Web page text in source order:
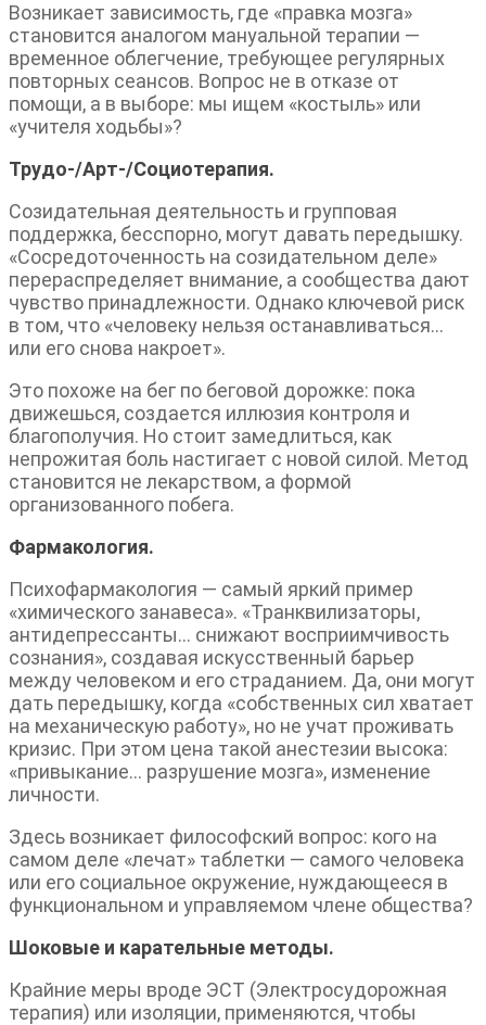
Возникает зависимость, где «правка мозга»
становится аналогом мануальной терапии —
временное облегчение, требующее регулярных
повторных сеансов. Вопрос не в отказе от
помощи, а в выборе: мы ищем «костыль» или
«учителя ходьбы»?
Трудо-/Арт-/Социотерапия.
Созидательная деятельность и групповая
поддержка, бесспорно, могут давать передышку.
«Сосредоточенность на созидательном деле»
перераспределяет внимание, а сообщества дают
чувство принадлежности. Однако ключевой риск
в том, что «человеку нельзя останавливаться…
или его снова накроет».
Это похоже на бег по беговой дорожке: пока
движешься, создается иллюзия контроля и
благополучия. Но стоит замедлиться, как
непрожитая боль настигает с новой силой. Метод
становится не лекарством, а формой
организованного побега.
Фармакология.
Психофармакология — самый яркий пример
«химического занавеса». «Транквилизаторы,
антидепрессанты… снижают восприимчивость
сознания», создавая искусственный барьер
между человеком и его страданием. Да, они могут
дать передышку, когда «собственных сил хватает
на механическую работу», но не учат проживать
кризис. При этом цена такой анестезии высока:
«привыкание… разрушение мозга», изменение
личности.
Здесь возникает философский вопрос: кого на
самом деле «лечат» таблетки — самого человека
или его социальное окружение, нуждающееся в
функциональном и управляемом члене общества?
Шоковые и карательные методы.
Крайние меры вроде ЭСТ (Электросудорожная
терапия) или изоляции, применяются, чтобы